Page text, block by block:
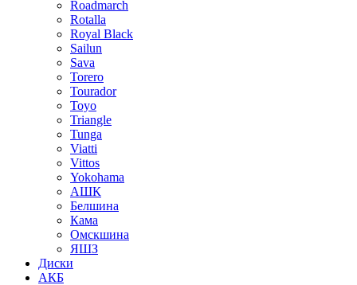
Roadmarch
Rotalla
Royal Black
Sailun
Sava
Torero
Tourador
Toyo
Triangle
Tunga
Viatti
Vittos
Yokohama
АШК
Белшина
Кама
Омскшина
ЯШЗ
Диски
АКБ